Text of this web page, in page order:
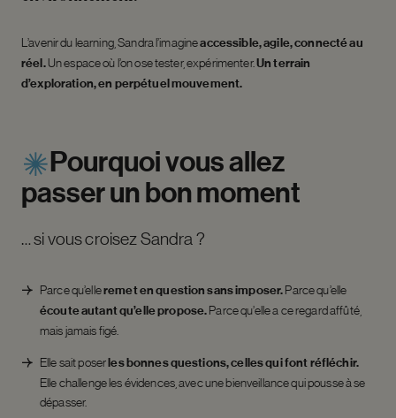
L’avenir du learning, Sandra l’imagineaccessible, agile, connecté au
réel.Un espace où l’on ose tester, expérimenter.Un terrain
d’exploration, en perpétuel mouvement.
Pourquoivousallez
passerunbonmoment
… si vous croisez Sandra ?
Parce qu’elleremet en question sans imposer.Parce qu’elle
écoute autant qu’elle propose.Parce qu’elle a ce regard affûté,
mais jamais figé.
Elle sait poserles bonnes questions, celles qui font réfléchir.
Elle challenge les évidences, avec une bienveillance qui pousse à se
dépasser.